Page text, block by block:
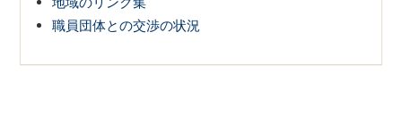
職員団体との交渉の状況